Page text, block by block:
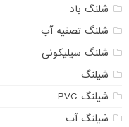
شلنگ باد
شلنگ تصفیه آب
شلنگ سیلیکونی
شیلنگ
شیلنگ PVC
شیلنگ آب